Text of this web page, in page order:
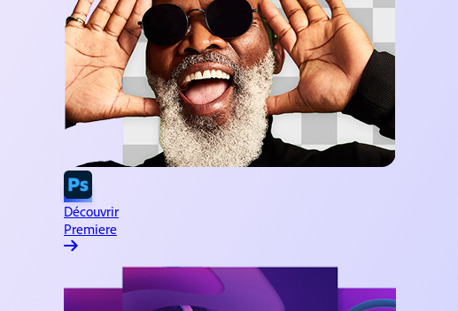
Formation InDesign Création et publication de pages
Formation DreamweaverDesign et développement de sites web
Découvrir
Premiere